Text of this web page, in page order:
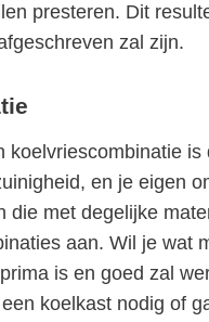
presteren. Dit
zal zijn.
en je eigen
met degelijke
aan. Wil je wat
is en goed zal
koelkast nodig of